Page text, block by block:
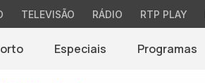
TELEVISÃO RÁDIO RTP PLAY
Especiais Programas